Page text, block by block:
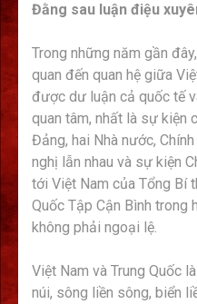
Đằng sau luận điệu
Trong những năm gần
quan đến quan hệ giữa
được dư luận cả quốc tế
quan tâm, nhất là sự kiện
Đảng, hai Nhà nước,
nghị lẫn nhau và sự kiện
tới Việt Nam của Tổng Bí
Quốc Tập Cận Bình trong
không phải ngoại lệ.
Việt Nam và Trung Quốc
núi, sông liền sông, biển